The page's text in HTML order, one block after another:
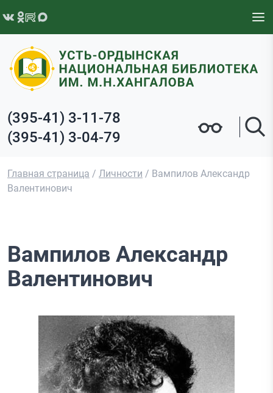
(395-41) 3-11-78
(395-41) 3-04-79
Главная страница / Личности / Вампилов Александр
Валентинович
Вампилов Александр
Валентинович